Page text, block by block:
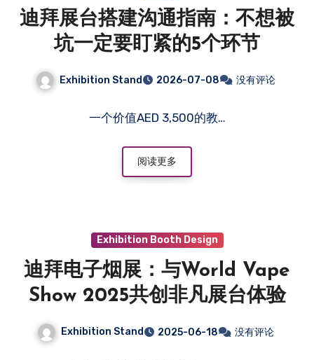
迪拜展台搭建沟通指南：不想被
坑一定要盯紧的5个环节
Exhibition Stand 2026-07-08 没有评论
一个价值AED 3,500的教…
阅读更多
Exhibition Booth Design
迪拜电子烟展：与World Vape
Show 2025共创非凡展台体验
Exhibition Stand 2025-06-18 没有评论